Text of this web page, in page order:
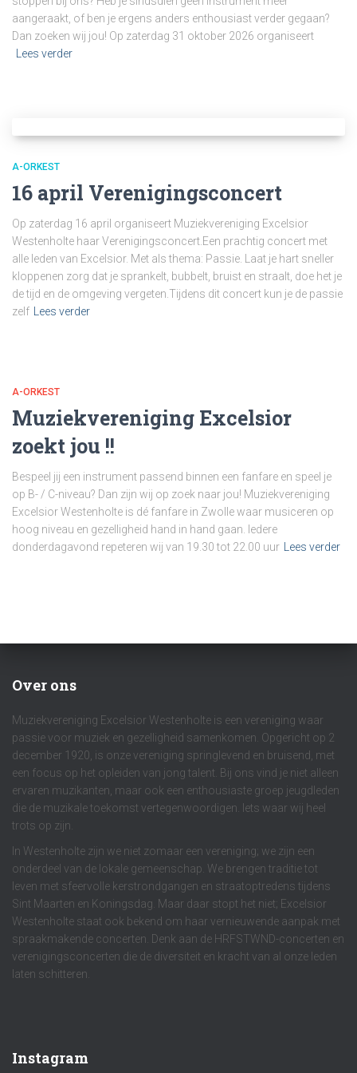
aangeraakt, of ben je ergens anders enthousiast verder gegaan?
Dan zoeken wij jou! Op zaterdag 31 oktober 2026 organiseert
Lees verder
A-ORKEST
16 april Verenigingsconcert
Op zaterdag 16 april organiseert Muziekvereniging Excelsior
Westenholte haar Verenigingsconcert.Een prachtig concert met
alle leden van Excelsior. Met als thema: Passie. Laat je hart sneller
kloppenen zorg dat je sprankelt, bubbelt, bruist en straalt, doe het je
de tijd en de omgeving vergeten.Tijdens dit concert kun je de passie
zelf
Lees verder
A-ORKEST
Muziekvereniging Excelsior
zoekt jou !!
Bespeel jij een instrument passend binnen een fanfare en speel je
op B- / C-niveau? Dan zijn wij op zoek naar jou! Muziekvereniging
Excelsior Westenholte is dé fanfare in Zwolle waar musiceren op
hoog niveau en gezelligheid hand in hand gaan. Iedere
donderdagavond repeteren wij van 19.30 tot 22.00 uur
Lees verder
Over ons
Muziekvereniging Excelsior Westenholte is een vereniging waar
passie voor muziek en gezelligheid samenkomen. Opgericht op 2
december 1920, is onze vereniging springlevend en bruisend, met
een focus op het opleiden van jong talent. Bij ons vind je niet alleen
ervaren muzikanten, maar ook een enthousiaste groep jeugdleden
die de muzikale toekomst vertegenwoordigen. Iets waar wij heel
trots op zijn.
In Westenholte zijn we niet zomaar een vereniging; we zijn een
onderdeel van de lokale gemeenschap. We brengen traditie tot
leven met sfeervolle kerstrondgangen en straatoptredens tijdens
Sint Maarten en Koningsdag. Maar daar stopt het niet; Excelsior
Westenholte staat ook bekend om haar vernieuwende aanpak met
spraakmakende concerten. Denk aan de HRFSTWND-concerten en
verenigingsconcerten die de diversiteit en kracht van al onze leden
laten schitteren.
Instagram